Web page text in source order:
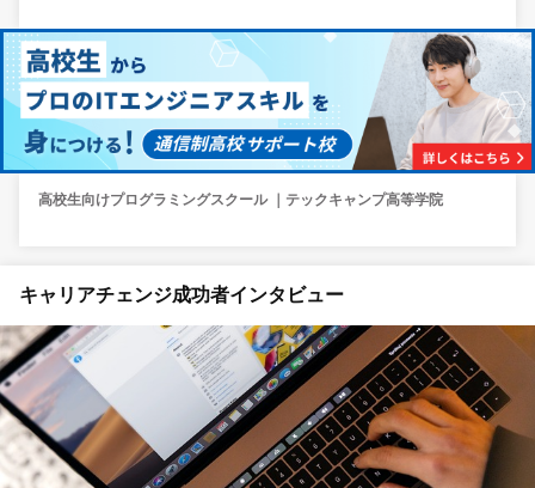
高校生向けプログラミングスクール ｜テックキャンプ高等学院
キャリアチェンジ成功者インタビュー